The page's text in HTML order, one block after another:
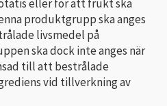
eller för att frukt ska
produktgrupp ska anges
livsmedel på
ska dock inte anges när
till att bestrålade
vid tillverkning av